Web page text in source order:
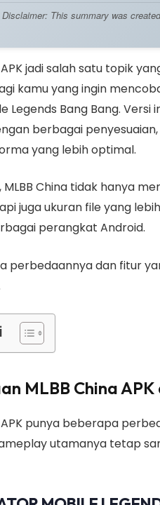
Disclaimer: This summary was
APK jadi salah satu topik
kamu yang ingin
Legends Bang Bang. Versi
berbagai
yang lebih optimal.
MLBB China tidak hanya
juga ukuran file yang
perangkat Android.
perbedaannya dan fitur
MLBB China
punya beberapa
utamanya tetap